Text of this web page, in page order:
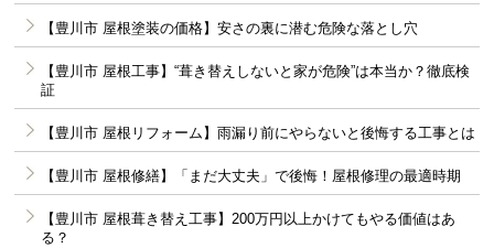
【豊川市 屋根塗装の価格】安さの裏に潜む危険な落とし穴
【豊川市 屋根工事】“葺き替えしないと家が危険”は本当か？徹底検
証
【豊川市 屋根リフォーム】雨漏り前にやらないと後悔する工事とは
【豊川市 屋根修繕】「まだ大丈夫」で後悔！屋根修理の最適時期
【豊川市 屋根葺き替え工事】200万円以上かけてもやる価値はあ
る？